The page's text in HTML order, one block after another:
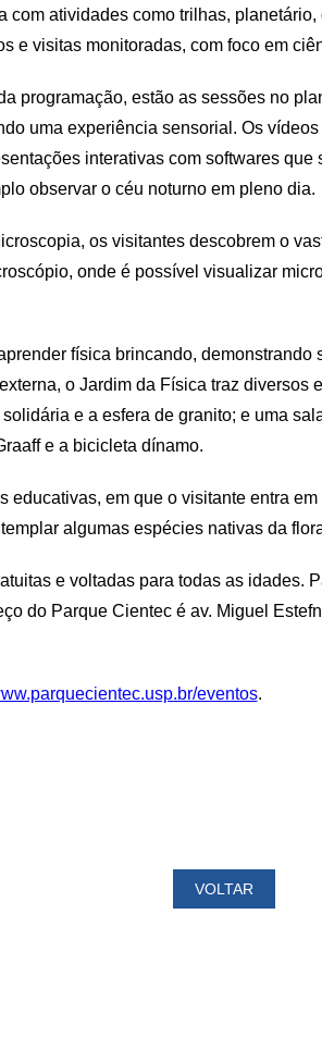
com atividades como trilhas,
e visitas monitoradas, com foco em
programação, estão as sessões no
uma experiência sensorial. Os
interativas com softwares
observar o céu noturno em pleno dia.
os visitantes descobrem o
onde é possível visualizar
física brincando,
o Jardim da Física traz diversos
e a esfera de granito; e uma
e a bicicleta dínamo.
educativas, em que o visitante entra
algumas espécies nativas da
e voltadas para todas as idades.
do Parque Cientec é av. Miguel
eventos.
VOLTAR